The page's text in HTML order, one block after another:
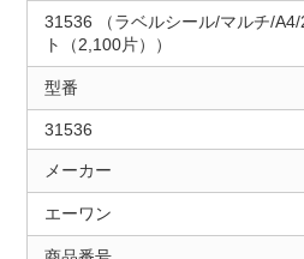
31536 （ラベルシール/マルチ/
ト（2,100片））
型番
31536
メーカー
エーワン